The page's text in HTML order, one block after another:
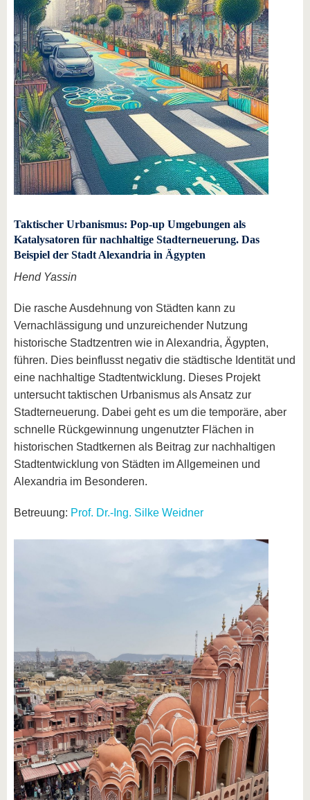
Taktischer Urbanismus: Pop-up Umgebungen als
Katalysatoren für nachhaltige Stadterneuerung. Das
Beispiel der Stadt Alexandria in Ägypten
Hend Yassin
Die rasche Ausdehnung von Städten kann zu
Vernachlässigung und unzureichender Nutzung
historische Stadtzentren wie in Alexandria, Ägypten,
führen. Dies beinflusst negativ die städtische Identität und
eine nachhaltige Stadtentwicklung. Dieses Projekt
untersucht taktischen Urbanismus als Ansatz zur
Stadterneuerung. Dabei geht es um die temporäre, aber
schnelle Rückgewinnung ungenutzter Flächen in
historischen Stadtkernen als Beitrag zur nachhaltigen
Stadtentwicklung von Städten im Allgemeinen und
Alexandria im Besonderen.
Betreuung: Prof. Dr.-Ing. Silke Weidner